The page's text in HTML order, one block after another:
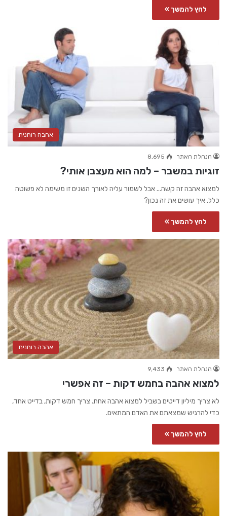
לחץ להמשך »
אהבה רוחנית
הנהלת האתר 8,695
זוגיות במשבר – למה הוא מעצבן אותי?
למצוא אהבה זה קשה... אבל לשמור עליה לאורך השנים זו משימה לא פשוטה
כלל. איך עושים את זה נכון?
לחץ להמשך »
אהבה רוחנית
הנהלת האתר 9,433
למצוא אהבה בחמש דקות – זה אפשרי
לא צריך מיליון דייטים בשביל למצוא אהבה אחת. צריך חמש דקות, בדייט אחד,
כדי להרגיש שמצאתם את האדם המתאים.
לחץ להמשך »